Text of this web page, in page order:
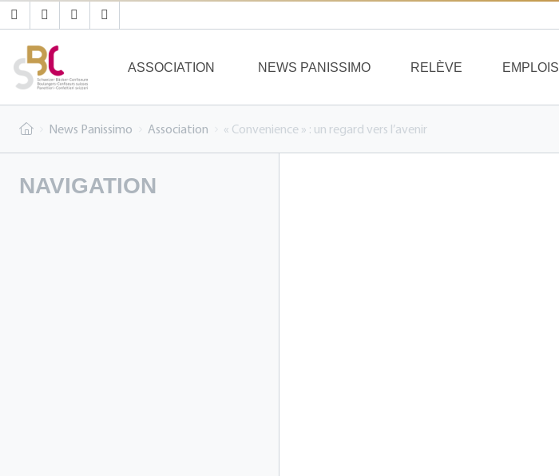
ASSOCIATION NEWS PANISSIMO RELÈVE EMPLOIS
News Panissimo Association « Convenience » : un regard vers l’avenir
NAVIGATION